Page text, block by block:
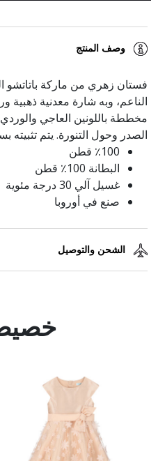
وصف المنتج
فستان زهري من ماركة باتاتشو
الناعم، وبه شارة معدنية ذهبية
مخططة باللونين العاجي
الصدر وحول التنورة. يتم
٪100 قطن
البطانة 100٪ قطن
غسيل آلي 30 درجة مئوية
صنع في أوروبا
الشحن والتوصيل